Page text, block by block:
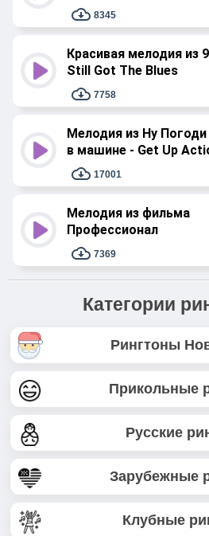
8345
Красивая мелодия из
Still Got The Blues
7758
Мелодия из Ну Погоди
в машине - Get Up
17001
Мелодия из фильма
Профессионал
7369
Категории
Рингтоны
Прикольные
Русские
Зарубежные
Клубные